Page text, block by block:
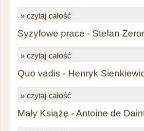
» czytaj całość
Syzyfowe prace - Stefan
» czytaj całość
Quo vadis - Henryk
» czytaj całość
Mały Książę - Antoine de